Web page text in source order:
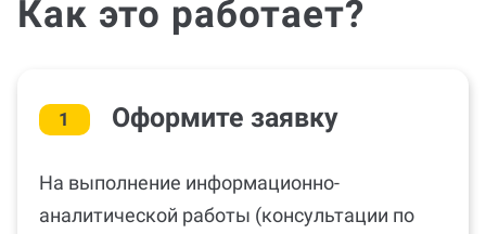
Как это работает?
1 Оформите заявку
На выполнение информационно-
аналитической работы (консультации по